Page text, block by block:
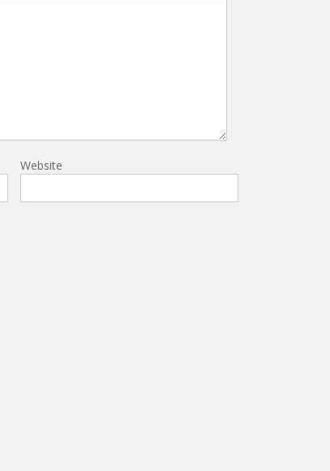
Website